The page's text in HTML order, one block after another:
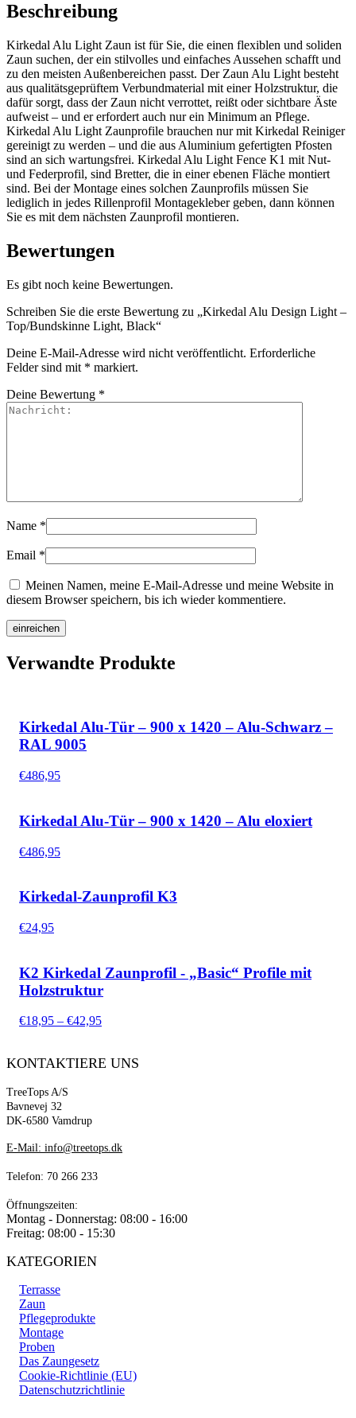
Beschreibung
Kirkedal Alu Light Zaun ist für Sie, die einen flexiblen und soliden
Zaun suchen, der ein stilvolles und einfaches Aussehen schafft und
zu den meisten Außenbereichen passt. Der Zaun Alu Light besteht
aus qualitätsgeprüftem Verbundmaterial mit einer Holzstruktur, die
dafür sorgt, dass der Zaun nicht verrottet, reißt oder sichtbare Äste
aufweist – und er erfordert auch nur ein Minimum an Pflege.
Kirkedal Alu Light Zaunprofile brauchen nur mit Kirkedal Reiniger
gereinigt zu werden – und die aus Aluminium gefertigten Pfosten
sind an sich wartungsfrei. Kirkedal Alu Light Fence K1 mit Nut-
und Federprofil, sind Bretter, die in einer ebenen Fläche montiert
sind. Bei der Montage eines solchen Zaunprofils müssen Sie
lediglich in jedes Rillenprofil Montagekleber geben, dann können
Sie es mit dem nächsten Zaunprofil montieren.
Bewertungen
Es gibt noch keine Bewertungen.
Schreiben Sie die erste Bewertung zu „Kirkedal Alu Design Light –
Top/Bundskinne Light, Black“
Deine E-Mail-Adresse wird nicht veröffentlicht. Erforderliche
Felder sind mit * markiert.
Deine Bewertung *
Name *
Email *
Meinen Namen, meine E-Mail-Adresse und meine Website in
diesem Browser speichern, bis ich wieder kommentiere.
Verwandte Produkte
Kirkedal Alu-Tür – 900 x 1420 – Alu-Schwarz –
RAL 9005
€486,95
Kirkedal Alu-Tür – 900 x 1420 – Alu eloxiert
€486,95
Kirkedal-Zaunprofil K3
€24,95
K2 Kirkedal Zaunprofil - „Basic“ Profile mit
Holzstruktur
€18,95 – €42,95Preisspanne:
€42,95
KONTAKTIERE UNS
TreeTops A/S
Bavnevej 32
DK-6580 Vamdrup
E-Mail: info@treetops.dk
Telefon: 70 266 233
Öffnungszeiten:
Montag - Donnerstag: 08:00 - 16:00
Freitag: 08:00 - 15:30
KATEGORIEN
Terrasse
Zaun
Pflegeprodukte
Montage
Proben
Das Zaungesetz
Cookie-Richtlinie (EU)
Datenschutzrichtlinie